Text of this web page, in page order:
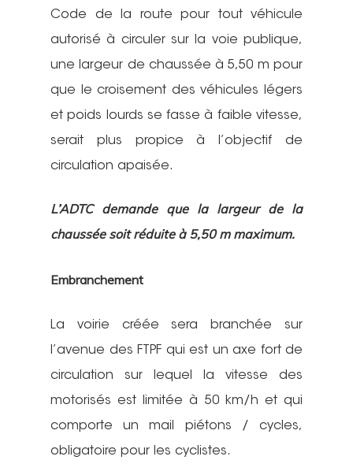
Code de la route pour tout véhicule
autorisé à circuler sur la voie publique,
une largeur de chaussée à 5,50 m pour
que le croisement des véhicules légers
et poids lourds se fasse à faible vitesse,
serait plus propice à l’objectif de
circulation apaisée.
L’ADTC demande que la largeur de la
chaussée soit réduite à 5,50 m maximum.
Embranchement
La voirie créée sera branchée sur
l’avenue des FTPF qui est un axe fort de
circulation sur lequel la vitesse des
motorisés est limitée à 50 km/h et qui
comporte un mail piétons / cycles,
obligatoire pour les cyclistes.